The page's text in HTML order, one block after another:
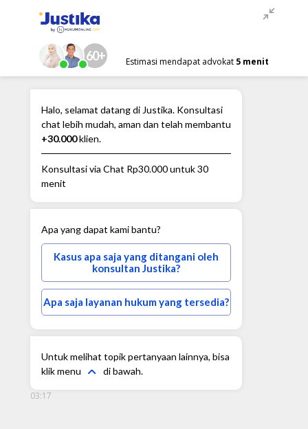
60+ Estimasi mendapat advokat 5 menit
Halo, selamat datang di Justika. Konsultasi
chat lebih mudah, aman dan telah membantu
+30.000klien.
Konsultasi via Chat Rp30.000untuk 30
menit
Apa yang dapat kami bantu?
Kasus apa saja yang ditangani oleh
konsultan Justika?
Apa saja layanan hukum yang tersedia?
Untuk melihat topik pertanyaan lainnya, bisa
klik menu
di bawah.
03:17